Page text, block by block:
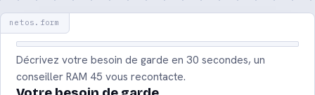
Aide CAF CMG : le complément de mode de
garde 2026
Contrat d’assistante maternelle : modèle et
mentions 2026
Décrivez votre besoin de garde en 30 secondes, un
conseiller RAM 45 vous recontacte.